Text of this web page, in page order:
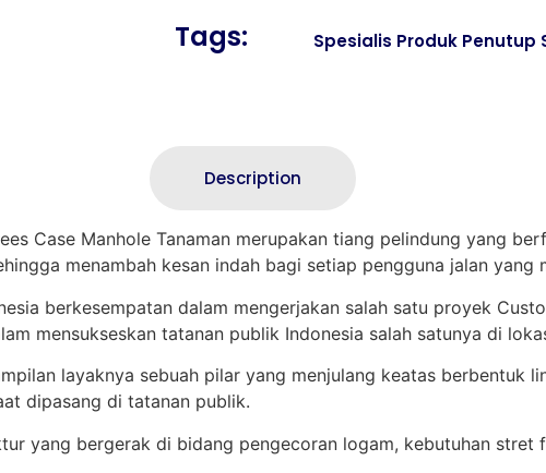
Tags: Spesialis Produk Penutup
Description
Case Manhole Tanaman merupakan tiang pelindung yang
menambah kesan indah bagi setiap pengguna jalan yang
berkesempatan dalam mengerjakan salah satu proyek
mensukseskan tatanan publik Indonesia salah satunya di
layaknya sebuah pilar yang menjulang keatas berbentuk
dipasang di tatanan publik.
yang bergerak di bidang pengecoran logam, kebutuhan